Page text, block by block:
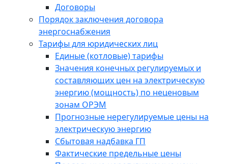
Договоры
Порядок заключения договора
энергоснабжения
Тарифы для юридических лиц
Единые (котловые) тарифы
Значения конечных регулируемых и
составляющих цен на электрическую
энергию (мощность) по неценовым
зонам ОРЭМ
Прогнозные нерегулируемые цены на
электрическую энергию
Сбытовая надбавка ГП
Фактические предельные цены